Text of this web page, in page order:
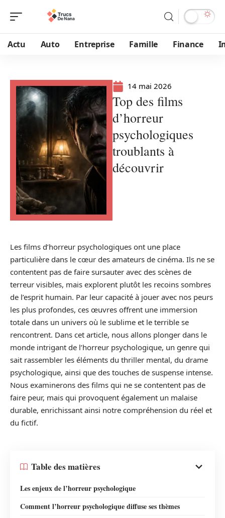
Actu Auto Entreprise Famille Finance
14 mai 2026
Top des films
d’horreur
psychologiques
troublants à
découvrir
Les films d’horreur psychologiques ont une place
particulière dans le cœur des amateurs de cinéma. Ils ne se
contentent pas de faire sursauter avec des scènes de
terreur visibles, mais explorent plutôt les recoins sombres
de l’esprit humain. Par leur capacité à jouer avec nos peurs
les plus profondes, ces œuvres offrent une immersion
totale dans un univers où le sublime et le terrible se
rencontrent. Dans cet article, nous allons plonger dans le
monde intrigant de l’horreur psychologique, un genre qui
sait rassembler les éléments du thriller mental, du drame
psychologique, ainsi que des touches de suspense intense.
Nous examinerons des films qui ne se contentent pas de
faire peur, mais qui provoquent également un malaise
durable, enrichissant ainsi notre compréhension du réel et
du fictif.
Table des matières
Les enjeux de l’horreur psychologique
Comment l’horreur psychologique diffuse ses thèmes